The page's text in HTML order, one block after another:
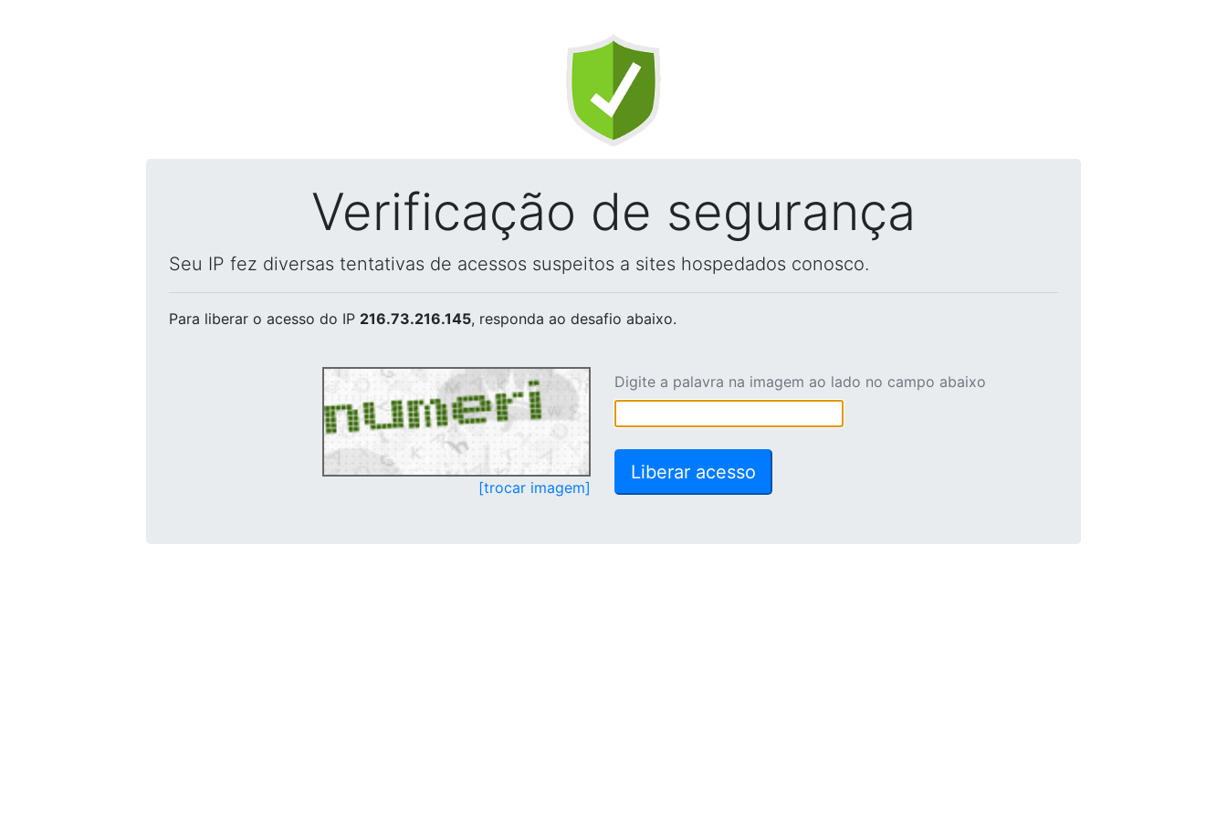
Verificação de segurança
Seu IP fez diversas tentativas de acessos suspeitos a sites hospedados conosco.
Para liberar o acesso do IP 216.73.216.145, responda ao desafio abaixo.
[trocar imagem]
Digite a palavra na imagem ao lado no campo abaixo